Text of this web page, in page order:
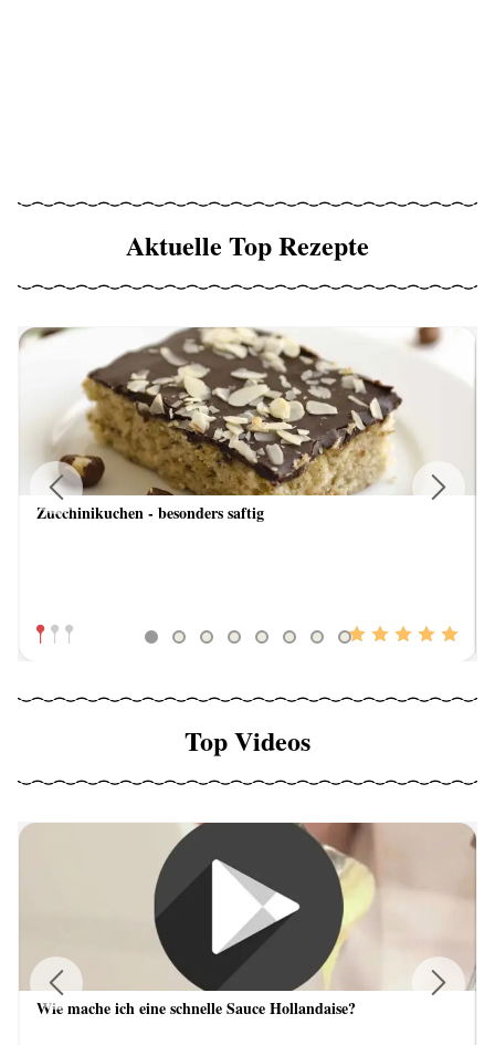
Aktuelle Top Rezepte
Zucchinikuchen - besonders saftig
Previous
Top Videos
Wie mache ich eine schnelle Sauce Hollandaise?
Previous